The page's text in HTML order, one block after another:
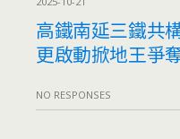
高鐵南延三鐵共
更啟動掀地王爭
NO RESPONSES